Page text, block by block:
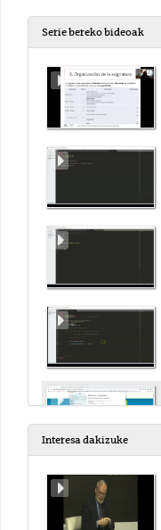
Serie bereko bideoak
Interesa dakizuke